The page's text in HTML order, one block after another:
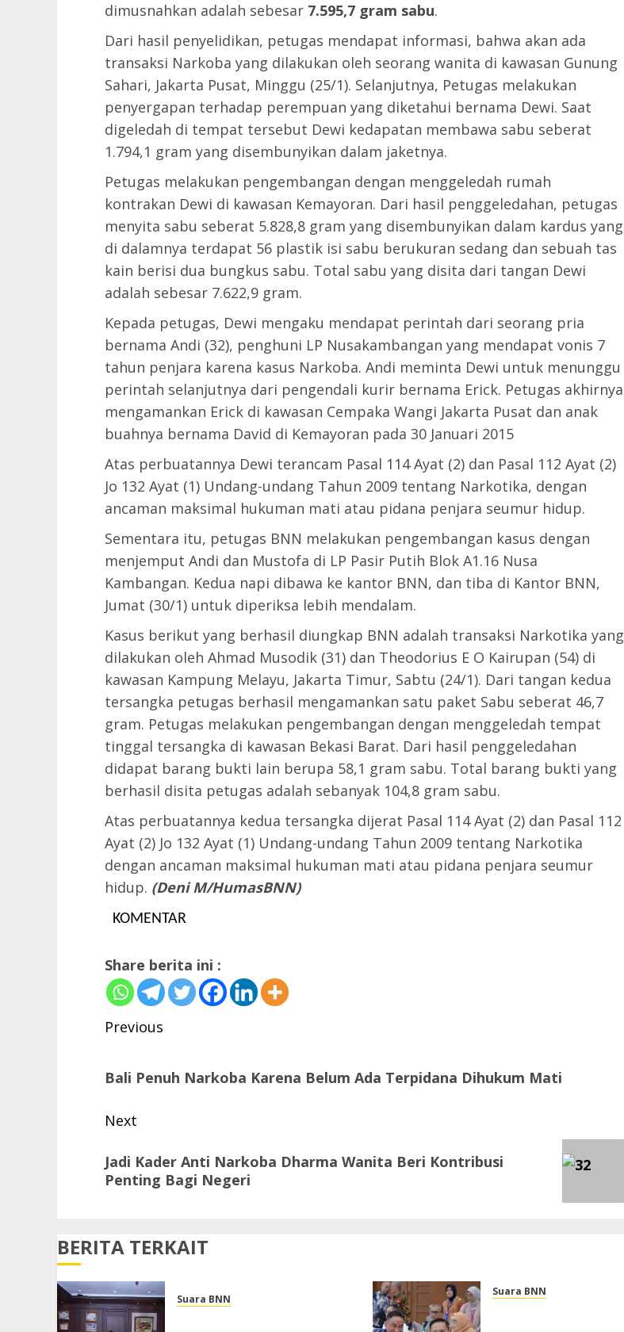
dimusnahkan adalah sebesar 7.595,7 gram sabu.
Dari hasil penyelidikan, petugas mendapat informasi, bahwa akan ada
transaksi Narkoba yang dilakukan oleh seorang wanita di kawasan Gunung
Sahari, Jakarta Pusat, Minggu (25/1). Selanjutnya, Petugas melakukan
penyergapan terhadap perempuan yang diketahui bernama Dewi. Saat
digeledah di tempat tersebut Dewi kedapatan membawa sabu seberat
1.794,1 gram yang disembunyikan dalam jaketnya.
Petugas melakukan pengembangan dengan menggeledah rumah
kontrakan Dewi di kawasan Kemayoran. Dari hasil penggeledahan, petugas
menyita sabu seberat 5.828,8 gram yang disembunyikan dalam kardus yang
di dalamnya terdapat 56 plastik isi sabu berukuran sedang dan sebuah tas
kain berisi dua bungkus sabu. Total sabu yang disita dari tangan Dewi
adalah sebesar 7.622,9 gram.
Kepada petugas, Dewi mengaku mendapat perintah dari seorang pria
bernama Andi (32), penghuni LP Nusakambangan yang mendapat vonis 7
tahun penjara karena kasus Narkoba. Andi meminta Dewi untuk menunggu
perintah selanjutnya dari pengendali kurir bernama Erick. Petugas akhirnya
mengamankan Erick di kawasan Cempaka Wangi Jakarta Pusat dan anak
buahnya bernama David di Kemayoran pada 30 Januari 2015
Atas perbuatannya Dewi terancam Pasal 114 Ayat (2) dan Pasal 112 Ayat (2)
Jo 132 Ayat (1) Undang-undang Tahun 2009 tentang Narkotika, dengan
ancaman maksimal hukuman mati atau pidana penjara seumur hidup.
Sementara itu, petugas BNN melakukan pengembangan kasus dengan
menjemput Andi dan Mustofa di LP Pasir Putih Blok A1.16 Nusa
Kambangan. Kedua napi dibawa ke kantor BNN, dan tiba di Kantor BNN,
Jumat (30/1) untuk diperiksa lebih mendalam.
Kasus berikut yang berhasil diungkap BNN adalah transaksi Narkotika yang
dilakukan oleh Ahmad Musodik (31) dan Theodorius E O Kairupan (54) di
kawasan Kampung Melayu, Jakarta Timur, Sabtu (24/1). Dari tangan kedua
tersangka petugas berhasil mengamankan satu paket Sabu seberat 46,7
gram. Petugas melakukan pengembangan dengan menggeledah tempat
tinggal tersangka di kawasan Bekasi Barat. Dari hasil penggeledahan
didapat barang bukti lain berupa 58,1 gram sabu. Total barang bukti yang
berhasil disita petugas adalah sebanyak 104,8 gram sabu.
Atas perbuatannya kedua tersangka dijerat Pasal 114 Ayat (2) dan Pasal 112
Ayat (2) Jo 132 Ayat (1) Undang-undang Tahun 2009 tentang Narkotika
dengan ancaman maksimal hukuman mati atau pidana penjara seumur
hidup. (Deni M/HumasBNN)
KOMENTAR
Share berita ini :
Post
Previous
post:
Bali Penuh Narkoba Karena Belum Ada Terpidana Dihukum Mati
Next
post:
Jadi Kader Anti Narkoba Dharma Wanita Beri Kontribusi
Penting Bagi Negeri
BERITA TERKAIT
Suara BNN
Suara BNN